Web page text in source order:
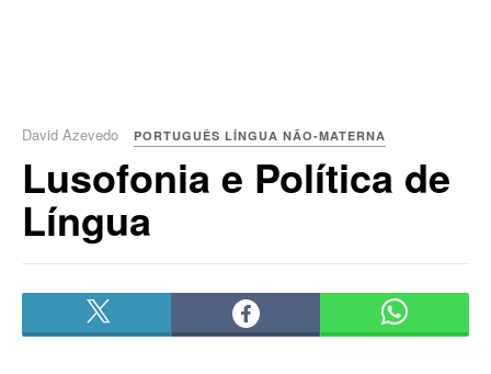
David Azevedo PORTUGUÊS LÍNGUA NÃO-MATERNA
Lusofonia e Política de
Língua